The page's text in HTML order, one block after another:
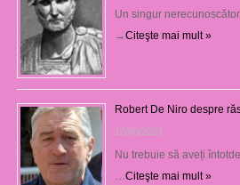
Un singur
→Citeşte mai mult »
Robert De Niro despre
10/09/2023
Nu trebuie să aveți
…Citeşte mai mult »